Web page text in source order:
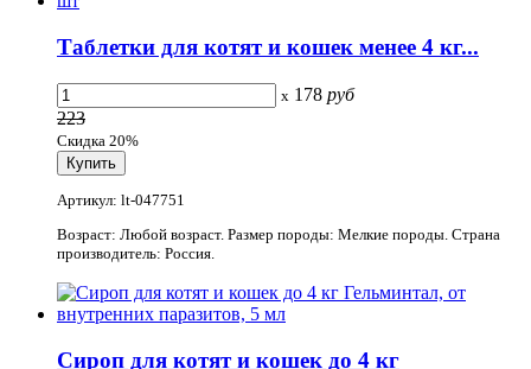
Таблетки для котят и кошек менее 4 кг...
x 178 руб
223
Скидка 20%
Артикул: lt-047751
Возраст: Любой возраст. Размер породы: Мелкие породы. Страна
производитель: Россия.
Сироп для котят и кошек до 4 кг